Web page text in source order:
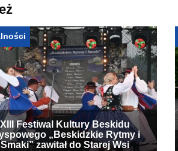
XIII Festiwal Kultury Beskidu
„Beskidzkie Rytmy i
Smaki” zawitał do Starej Wsi